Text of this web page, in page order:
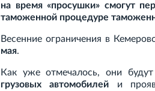
на время «просушки» смогут
таможенной процедуре
Весенние ограничения в
мая.
Как уже отмечалось, они будут
грузовых автомобилей и